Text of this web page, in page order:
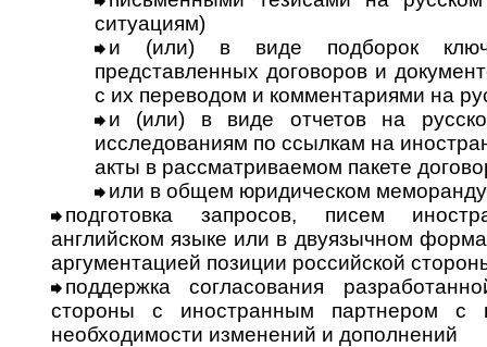
ситуациям)
и (или) в виде подборок
представленных договоров и
с их переводом и комментариями на
и (или) в виде отчетов на
исследованиям по ссылкам на
акты в рассматриваемом пакете
или в общем юридическом
подготовка запросов, писем
английском языке или в двуязычном
аргументацией позиции российской
поддержка согласования
стороны с иностранным партнером
необходимости изменений и дополнений